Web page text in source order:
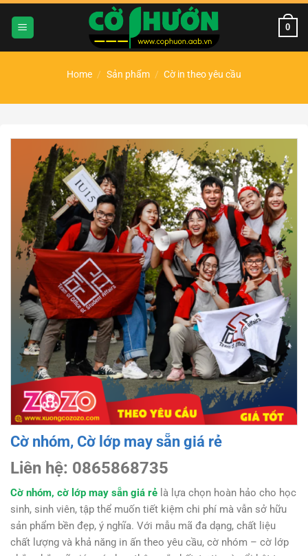
Chuyển
nội
0
Home / Sản phẩm / Cờ in theo yêu cầu
Cờ nhóm, Cờ lớp may sẵn giá rẻ
Liên hệ: 0865868735
Cờ nhóm, cờ lớp may sẵn giá rẻ là lựa chọn hoàn hảo cho học
sinh, sinh viên, tập thể muốn tiết kiệm chi phí mà vẫn sở hữu
sản phẩm bền đẹp, ý nghĩa. Với mẫu mã đa dạng, chất liệu
chất lượng và khả năng in ấn theo yêu cầu, cờ nhóm – cờ lớp